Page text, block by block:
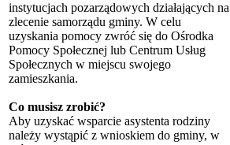
instytucjach pozarządowych działających na
zlecenie samorządu gminy. W celu
uzyskania pomocy zwróć się do Ośrodka
Pomocy Społecznej lub Centrum Usług
Społecznych w miejscu swojego
zamieszkania.
Co musisz zrobić?
Aby uzyskać wsparcie asystenta rodziny
należy wystąpić z wnioskiem do gminy, w